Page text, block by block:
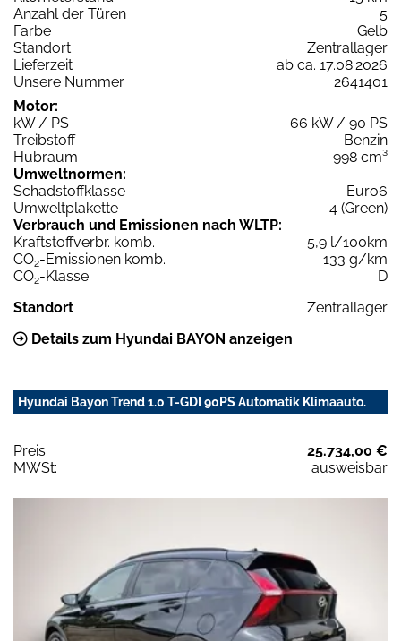
Anzahl der Türen
5
Farbe
Gelb
Standort
Zentrallager
Lieferzeit
ab ca. 17.08.2026
Unsere Nummer
2641401
Motor:
kW / PS
66 kW / 90 PS
Treibstoff
Benzin
Hubraum
998 cm³
Umweltnormen:
Schadstoffklasse
Euro6
Umweltplakette
4 (Green)
Verbrauch und Emissionen nach WLTP:
Kraftstoffverbr. komb.
5,9 l/100km
CO2-Emissionen komb.
133 g/km
CO2-Klasse
D
Standort
Zentrallager
Details zum Hyundai BAYON anzeigen
Hyundai Bayon Trend 1.0 T-GDI 90PS Automatik Klimaauto.
Preis:
25.734,00 €
MWSt:
ausweisbar